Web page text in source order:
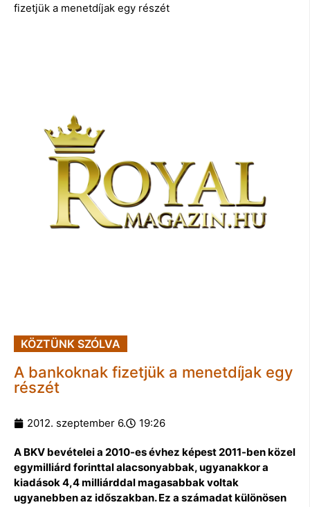
fizetjük a menetdíjak egy részét
KÖZTÜNK SZÓLVA
A bankoknak fizetjük a menetdíjak egy
részét
2012. szeptember 6. 19:26
A BKV bevételei a 2010-es évhez képest 2011-ben közel
egymilliárd forinttal alacsonyabbak, ugyanakkor a
kiadások 4,4 milliárddal magasabbak voltak
ugyanebben az időszakban. Ez a számadat különösen